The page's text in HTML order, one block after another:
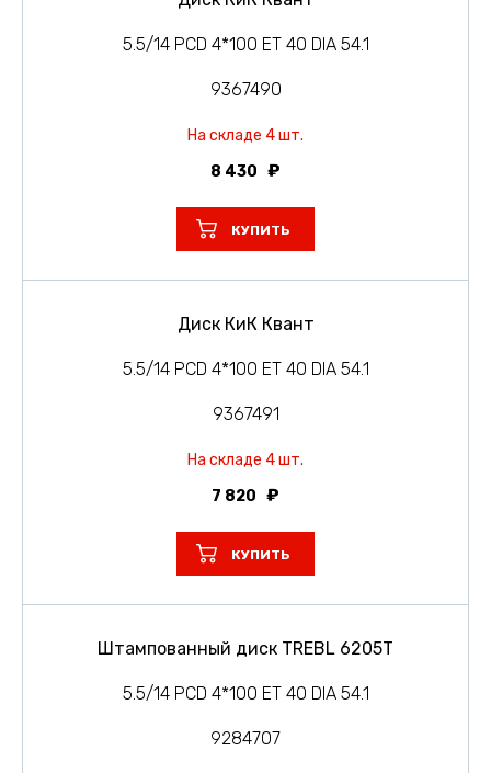
5.5/14 PCD 4*100 ET 40 DIA 54.1
9367490
На складе 4 шт.
8 430
КУПИТЬ
Диск КиК Квант
5.5/14 PCD 4*100 ET 40 DIA 54.1
9367491
На складе 4 шт.
7 820
КУПИТЬ
Штампованный диск TREBL 6205T
5.5/14 PCD 4*100 ET 40 DIA 54.1
9284707